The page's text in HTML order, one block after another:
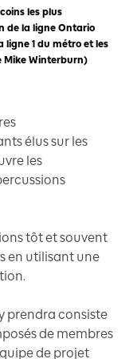
les plus
de la ligne Ontario
1 du métro et les
Mike Winterburn)
élus sur les
les
tôt et souvent
en utilisant une
prendra consiste
de membres
de projet